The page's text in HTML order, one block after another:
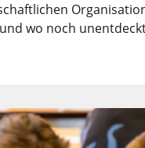
wo noch